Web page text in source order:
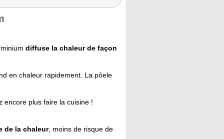
diffuse la chaleur de façon
en chaleur rapidement. La pôele
encore plus faire la cuisine !
de la chaleur, moins de risque de